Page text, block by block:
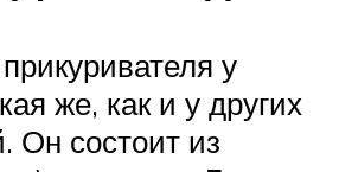
у
же, как и у других
Он состоит из